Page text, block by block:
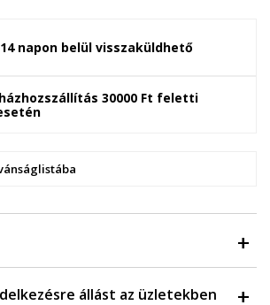
napon belül visszaküldhető
30000 Ft feletti
állást az üzletekben